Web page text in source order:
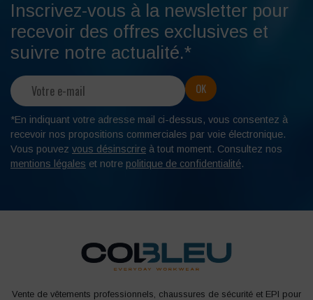
Inscrivez-vous à la newsletter pour
recevoir des offres exclusives et
suivre notre actualité.*
*En indiquant votre adresse mail ci-dessus, vous consentez à
recevoir nos propositions commerciales par voie électronique.
Vous pouvez vous désinscrire à tout moment. Consultez nos
mentions légales et notre politique de confidentialité.
Vente de vêtements professionnels, chaussures de sécurité et EPI pour